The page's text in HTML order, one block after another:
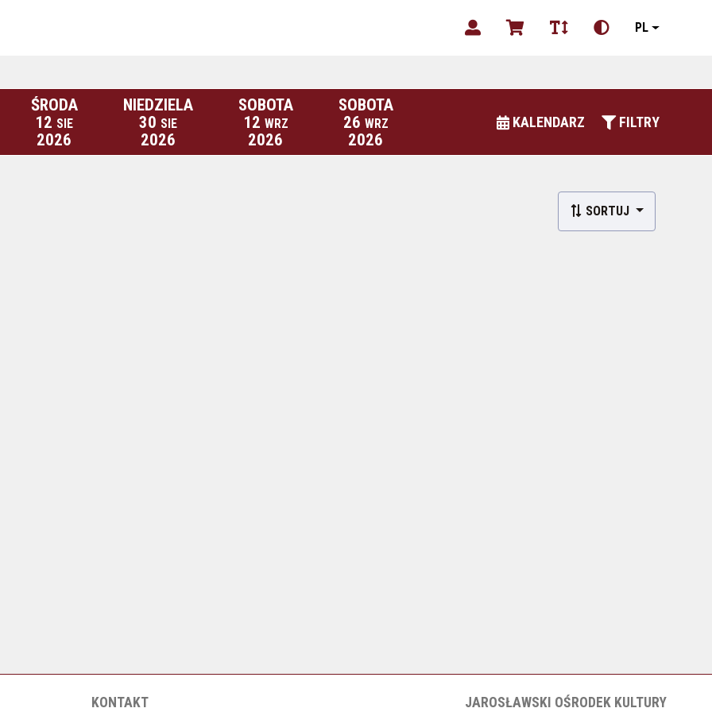
PL
ŚRODA
12 SIE
2026
NIEDZIELA
30 SIE
2026
SOBOTA
12 WRZ
2026
SOBOTA
26 WRZ
2026
KALENDARZ FILTRY
SORTUJ
KONTAKT JAROSŁAWSKI OŚRODEK KULTURY